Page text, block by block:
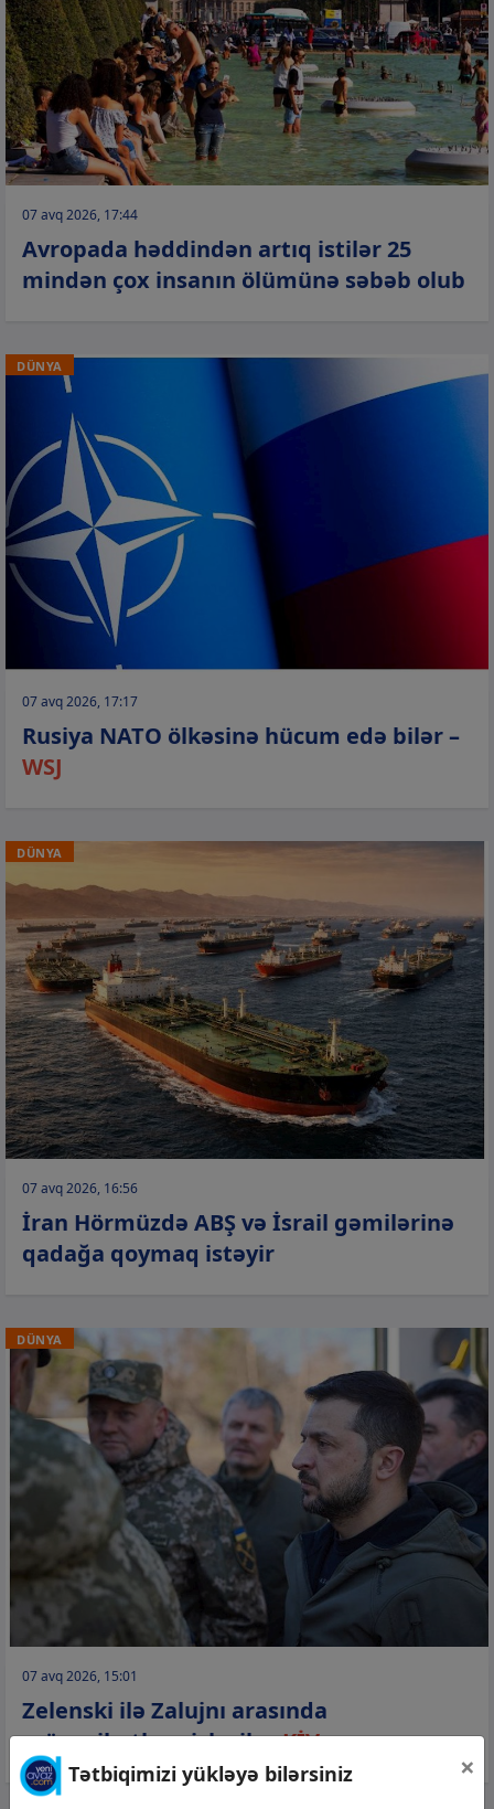
07 avq 2026, 17:44
Avropada həddindən artıq istilər 25
mindən çox insanın ölümünə səbəb olub
DÜNYA
07 avq 2026, 17:17
Rusiya NATO ölkəsinə hücum edə bilər –
WSJ
DÜNYA
07 avq 2026, 16:56
İran Hörmüzdə ABŞ və İsrail gəmilərinə
qadağa qoymaq istəyir
DÜNYA
07 avq 2026, 15:01
Zelenski ilə Zalujnı arasında
münasibətlər pisləşib –KİV
Tətbiqimizi yükləyə bilərsiniz ×